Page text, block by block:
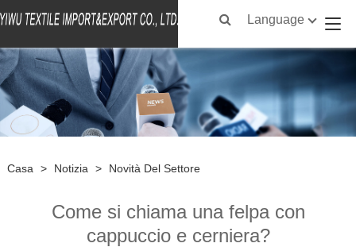
Language
Casa > Notizia > Novità Del Settore
Come si chiama una felpa con
cappuccio e cerniera?